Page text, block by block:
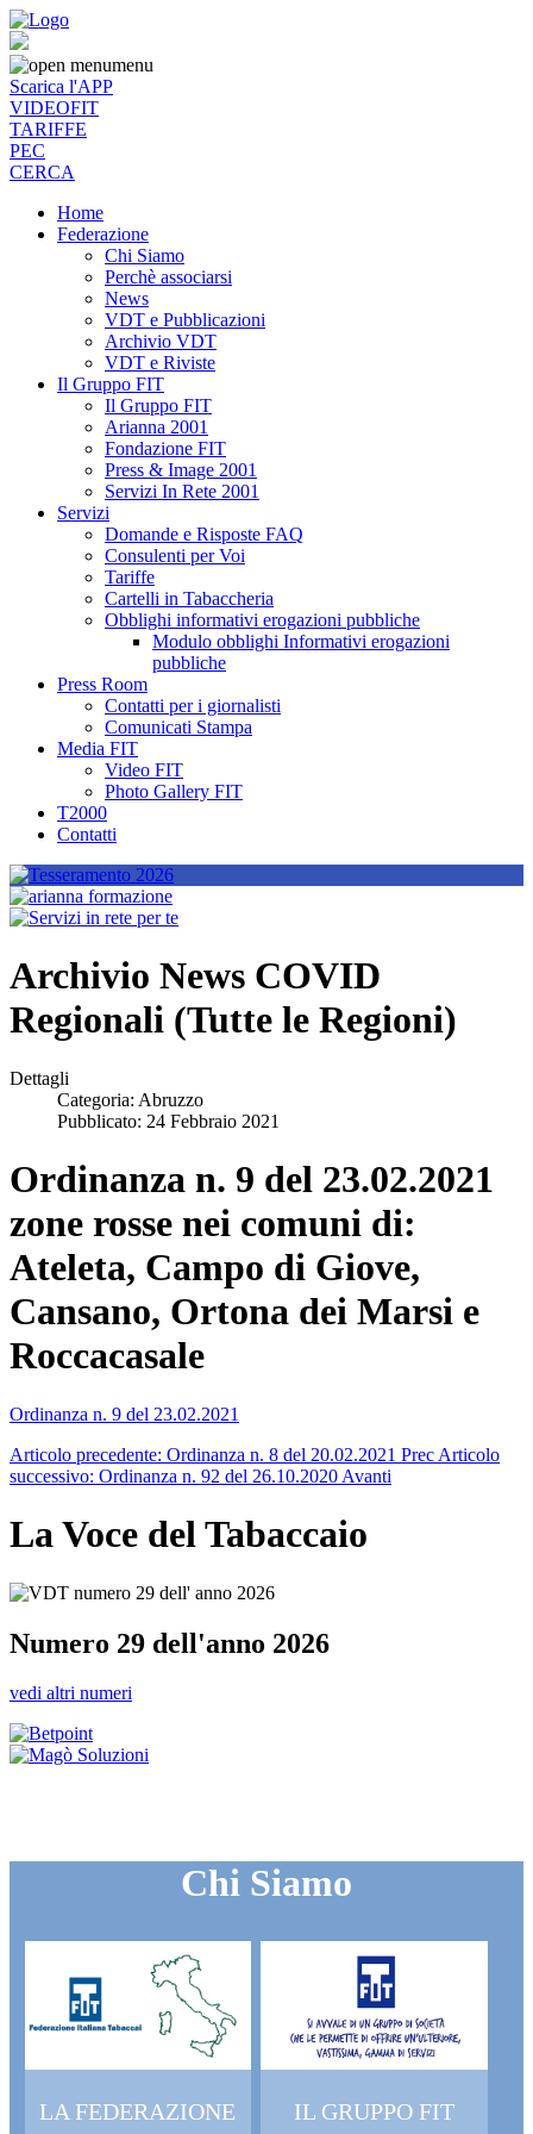
menu
Scarica l'APP
VIDEOFIT
TARIFFE
PEC
CERCA
Home
Federazione
Chi Siamo
Perchè associarsi
News
VDT e Pubblicazioni
Archivio VDT
VDT e Riviste
Il Gruppo FIT
Il Gruppo FIT
Arianna 2001
Fondazione FIT
Press & Image 2001
Servizi In Rete 2001
Servizi
Domande e Risposte FAQ
Consulenti per Voi
Tariffe
Cartelli in Tabaccheria
Obblighi informativi erogazioni pubbliche
Modulo obblighi Informativi erogazioni
pubbliche
Press Room
Contatti per i giornalisti
Comunicati Stampa
Media FIT
Video FIT
Photo Gallery FIT
T2000
Contatti
Archivio News COVID
Regionali (Tutte le Regioni)
Dettagli
Categoria: Abruzzo
Pubblicato: 24 Febbraio 2021
Ordinanza n. 9 del 23.02.2021
zone rosse nei comuni di:
Ateleta, Campo di Giove,
Cansano, Ortona dei Marsi e
Roccacasale
Ordinanza n. 9 del 23.02.2021
Articolo precedente: Ordinanza n. 8 del 20.02.2021 Prec Articolo
successivo: Ordinanza n. 92 del 26.10.2020 Avanti
La Voce del Tabaccaio
Numero 29 dell'anno 2026
vedi altri numeri
Chi Siamo
LA FEDERAZIONE IL GRUPPO FIT